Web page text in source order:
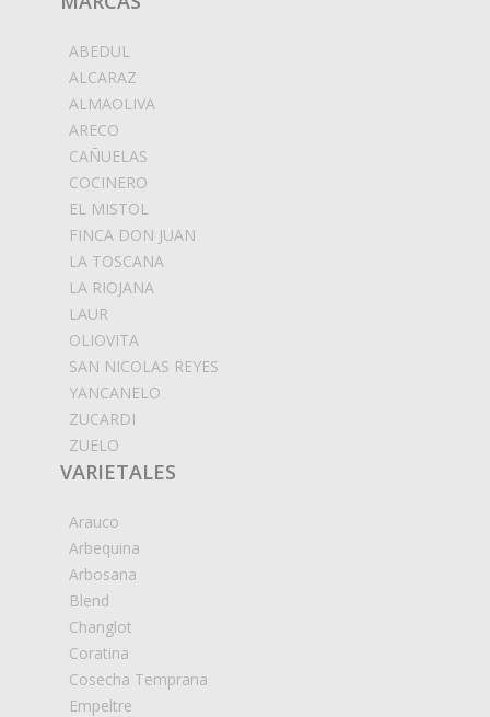
ABEDUL
ALCARAZ
ALMAOLIVA
ARECO
CAÑUELAS
COCINERO
EL MISTOL
FINCA DON JUAN
LA TOSCANA
LA RIOJANA
LAUR
OLIOVITA
SAN NICOLAS REYES
YANCANELO
ZUCARDI
ZUELO
VARIETALES
Arauco
Arbequina
Arbosana
Blend
Changlot
Coratina
Cosecha Temprana
Empeltre